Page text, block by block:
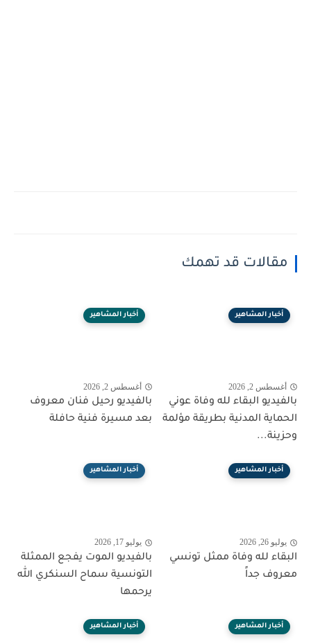
مقالات قد تهمك
أخبار المشاهير
أغسطس 2, 2026
بالفيديو البقاء لله وفاة عوني
الحماية المدنية بطريقة مؤلمة
وحزينة...
أخبار المشاهير
أغسطس 2, 2026
بالفيديو رحيل فنان معروف
بعد مسيرة فنية حافلة
أخبار المشاهير
يوليو 26, 2026
البقاء لله وفاة ممثل تونسي
معروف جداً
أخبار المشاهير
يوليو 17, 2026
بالفيديو الموت يفجع الممثلة
التونسية سماح السنكري الله
يرحمها
أخبار المشاهير أخبار المشاهير